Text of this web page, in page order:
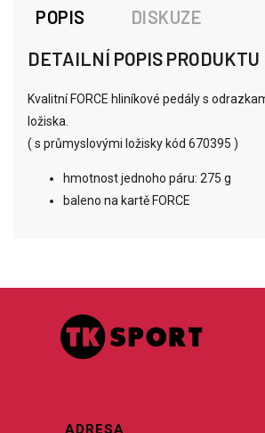
POPIS DISKUZE
DETAILNÍ POPIS PRODUKTU
Kvalitní FORCE hliníkové pedály s
ložiska.
( s průmyslovými ložisky kód 670395 )
hmotnost jednoho páru: 275 g
baleno na kartě FORCE
ADRESA